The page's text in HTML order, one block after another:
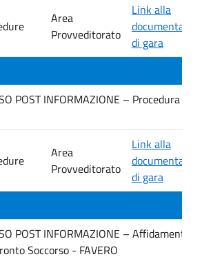
Area
Provveditorato
Link alla
di gara
POST INFORMAZIONE – Procedura
Area
Provveditorato
Link alla
di gara
POST INFORMAZIONE –
Soccorso - FAVERO